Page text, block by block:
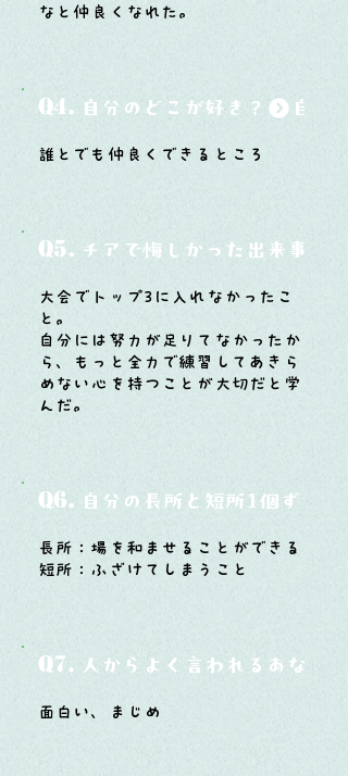
なと仲良くなれた。
Q4. 自分のどこが好き？
誰とでも仲良くできるところ
Q5. チアで悔しかった出来事と
大会でトップ3に入れなかったこ
と。
自分には努力が足りてなかったか
ら、もっと全力で練習してあきら
めない心を持つことが大切だと学
んだ。
Q6. 自分の長所と短所1個ずつ
長所：場を和ませることができる
短所：ふざけてしまうこと
Q7. 人からよく言われるあなたの
面白い、まじめ